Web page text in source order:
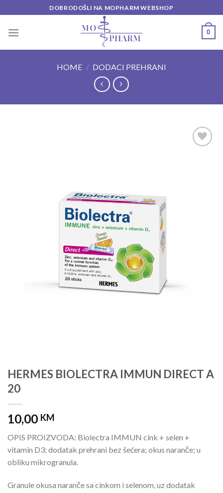
to
content
DOBRODOŠLI NA MOPHARM WEBSHOP
0
HOME / DODACI PREHRANI
HERMES BIOLECTRA IMMUN DIRECT A
20
10,00 KM
OPIS PROIZVODA: Biolectra IMMUN cink + selen +
vitamin D3; dodatak prehrani bez šećera; okus naranče; u
obliku mikrogranula.
Granule okusa naranče sa cinkom i selenom, uz dodatak